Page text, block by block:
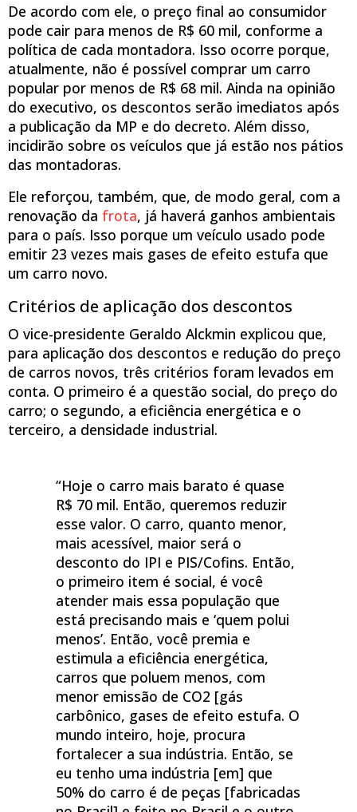
De acordo com ele, o preço final ao consumidor
pode cair para menos de R$ 60 mil, conforme a
política de cada montadora. Isso ocorre porque,
atualmente, não é possível comprar um carro
popular por menos de R$ 68 mil. Ainda na opinião
do executivo, os descontos serão imediatos após
a publicação da MP e do decreto. Além disso,
incidirão sobre os veículos que já estão nos pátios
das montadoras.
Ele reforçou, também, que, de modo geral, com a
renovação da frota, já haverá ganhos ambientais
para o país. Isso porque um veículo usado pode
emitir 23 vezes mais gases de efeito estufa que
um carro novo.
Critérios de aplicação dos descontos
O vice-presidente Geraldo Alckmin explicou que,
para aplicação dos descontos e redução do preço
de carros novos, três critérios foram levados em
conta. O primeiro é a questão social, do preço do
carro; o segundo, a eficiência energética e o
terceiro, a densidade industrial.
“Hoje o carro mais barato é quase
R$ 70 mil. Então, queremos reduzir
esse valor. O carro, quanto menor,
mais acessível, maior será o
desconto do IPI e PIS/Cofins. Então,
o primeiro item é social, é você
atender mais essa população que
está precisando mais e ‘quem polui
menos’. Então, você premia e
estimula a eficiência energética,
carros que poluem menos, com
menor emissão de CO2 [gás
carbônico, gases de efeito estufa. O
mundo inteiro, hoje, procura
fortalecer a sua indústria. Então, se
eu tenho uma indústria [em] que
50% do carro é de peças [fabricadas